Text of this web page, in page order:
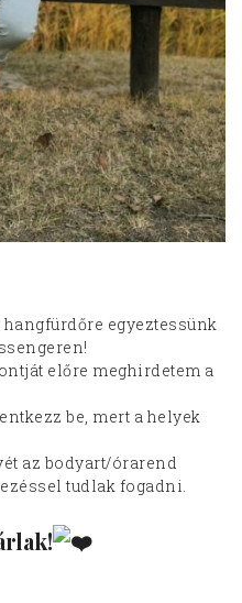
egyeztessünk
előre meghirdetem a
be, mert a helyek
az bodyart/órarend
tudlak fogadni.